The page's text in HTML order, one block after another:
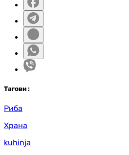
Тагови :
Риба
Храна
kuhinja